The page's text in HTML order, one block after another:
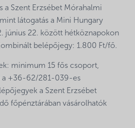
a Szent Erzsébet Mórahalmi
látogatás a Mini Hungary
június 22. között hétköznapokon
belépőjegy: 1.800 Ft/fő.
minimum 15 fős csoport,
a +36-62/281-039-es
a Szent Erzsébet
főpénztárában vásárolhatók